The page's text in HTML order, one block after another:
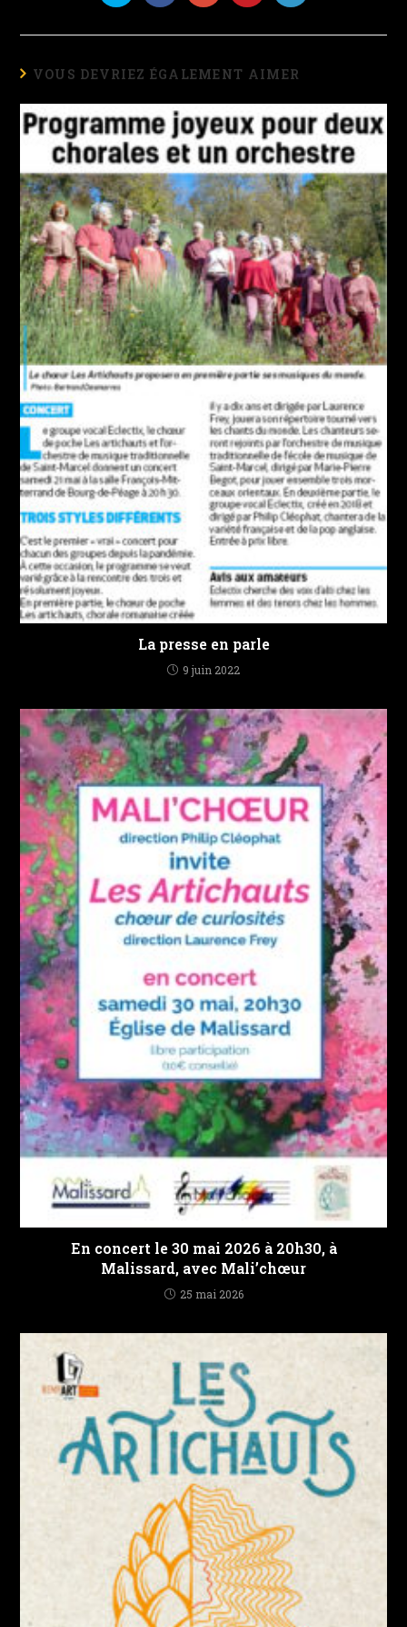
VOUS DEVRIEZ ÉGALEMENT AIMER
La presse en parle
9 juin 2022
En concert le 30 mai 2026 à 20h30, à
Malissard, avec Mali’chœur
25 mai 2026